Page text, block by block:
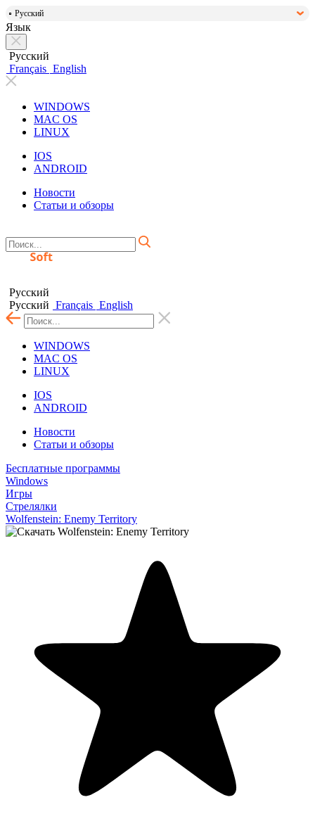
Русский
Язык
Русский
Français English
WINDOWS
MAC OS
LINUX
IOS
ANDROID
Новости
Статьи и обзоры
Русский
Русский Français English
WINDOWS
MAC OS
LINUX
IOS
ANDROID
Новости
Статьи и обзоры
Бесплатные программы
Windows
Игры
Стрелялки
Wolfenstein: Enemy Territory